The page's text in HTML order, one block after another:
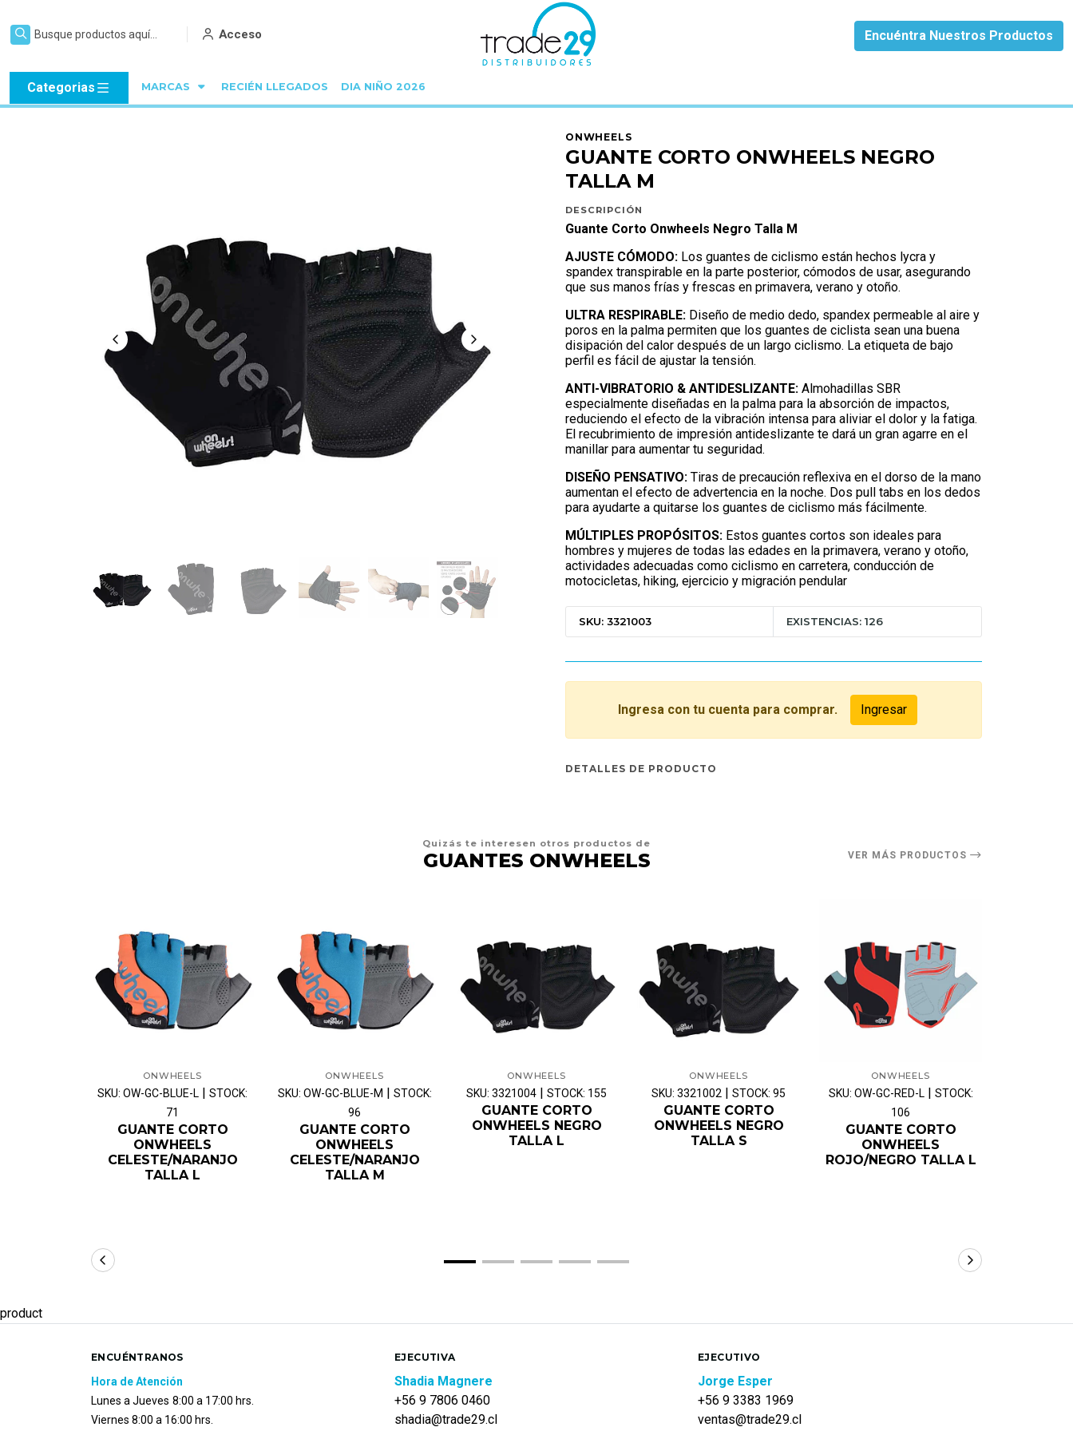
Acceso Encuéntra Nuestros Productos
Categorias MARCAS RECIÉN LLEGADOS DIA NIÑO 2026
Inicio ONWHEELS
ONWHEELS
GUANTE CORTO ONWHEELS NEGRO
TALLA M
DESCRIPCIÓN
Guante Corto Onwheels Negro Talla M
AJUSTE CÓMODO: Los guantes de ciclismo están hechos lycra y
spandex transpirable en la parte posterior, cómodos de usar, asegurando
que sus manos frías y frescas en primavera, verano y otoño.
ULTRA RESPIRABLE: Diseño de medio dedo, spandex permeable al aire y
poros en la palma permiten que los guantes de ciclista sean una buena
disipación del calor después de un largo ciclismo. La etiqueta de bajo
perfil es fácil de ajustar la tensión.
ANTI-VIBRATORIO & ANTIDESLIZANTE: Almohadillas SBR
especialmente diseñadas en la palma para la absorción de impactos,
reduciendo el efecto de la vibración intensa para aliviar el dolor y la fatiga.
El recubrimiento de impresión antideslizante te dará un gran agarre en el
manillar para aumentar tu seguridad.
DISEÑO PENSATIVO: Tiras de precaución reflexiva en el dorso de la mano
aumentan el efecto de advertencia en la noche. Dos pull tabs en los dedos
para ayudarte a quitarse los guantes de ciclismo más fácilmente.
MÚLTIPLES PROPÓSITOS: Estos guantes cortos son ideales para
hombres y mujeres de todas las edades en la primavera, verano y otoño,
actividades adecuadas como ciclismo en carretera, conducción de
motocicletas, hiking, ejercicio y migración pendular
SKU: 3321003 EXISTENCIAS: 126
Ingresa con tu cuenta para comprar. Ingresar
DETALLES DE PRODUCTO
Quizás te interesen otros productos de
GUANTES ONWHEELS VER MÁS PRODUCTOS
ONWHEELS
SKU: OW-GC-BLUE-L | STOCK:
71
GUANTE CORTO
ONWHEELS
CELESTE/NARANJO
TALLA L
ONWHEELS
SKU: OW-GC-BLUE-M | STOCK:
96
GUANTE CORTO
ONWHEELS
CELESTE/NARANJO
TALLA M
ONWHEELS
SKU: 3321004 | STOCK: 155
GUANTE CORTO
ONWHEELS NEGRO
TALLA L
ONWHEELS
SKU: 3321002 | STOCK: 95
GUANTE CORTO
ONWHEELS NEGRO
TALLA S
ONWHEELS
SKU: OW-GC-RED-L | STOCK:
106
GUANTE CORTO
ONWHEELS
ROJO/NEGRO TALLA L
product
ENCUÉNTRANOS
Hora de Atención
Lunes a Jueves 8:00 a 17:00 hrs.
Viernes 8:00 a 16:00 hrs.
EJECUTIVA
Shadia Magnere
+56 9 7806 0460
shadia@trade29.cl
EJECUTIVO
Jorge Esper
+56 9 3383 1969
ventas@trade29.cl